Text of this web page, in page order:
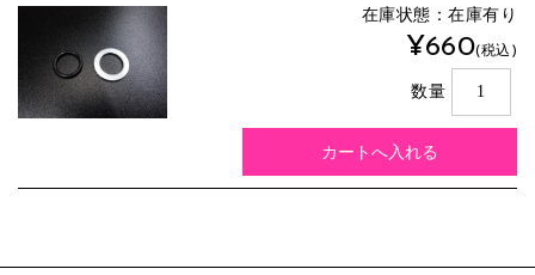
在庫状態：在庫有り
¥660(税込)
数量